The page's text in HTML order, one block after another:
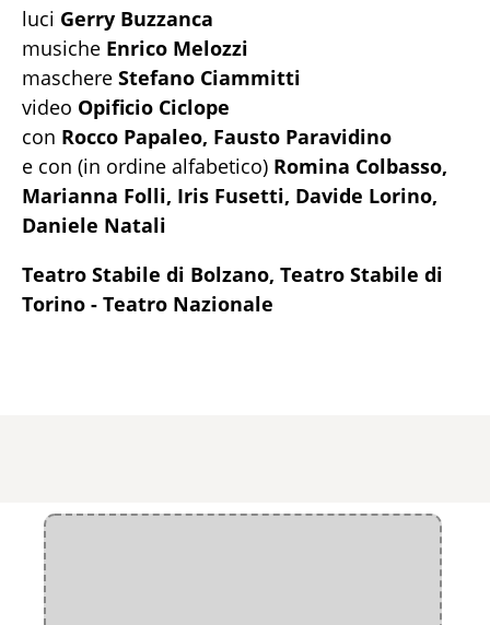
luci Gerry Buzzanca
musiche Enrico Melozzi
maschere Stefano Ciammitti
video Opificio Ciclope
con Rocco Papaleo, Fausto Paravidino
e con (in ordine alfabetico) Romina Colbasso,
Marianna Folli, Iris Fusetti, Davide Lorino,
Daniele Natali
Teatro Stabile di Bolzano, Teatro Stabile di
Torino - Teatro Nazionale